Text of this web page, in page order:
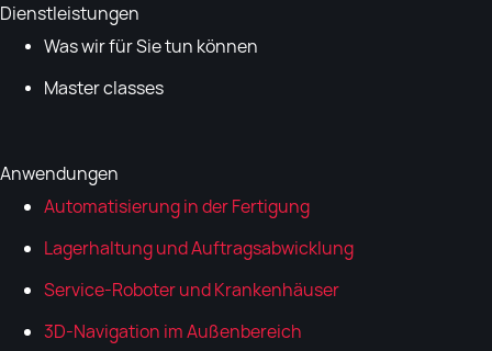
Dienstleistungen
Was wir für Sie tun können
Master classes
Anwendungen
Automatisierung in der Fertigung
Lagerhaltung und Auftragsabwicklung
Service-Roboter und Krankenhäuser
3D-Navigation im Außenbereich